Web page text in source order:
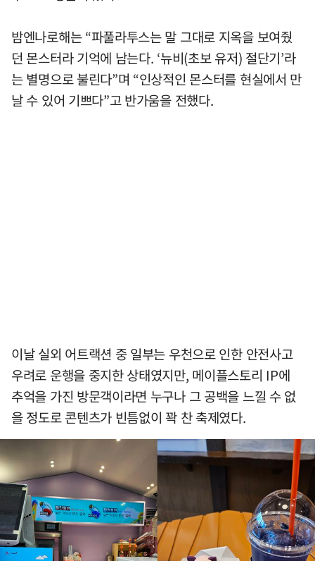
밤엔나로해는 “파풀라투스는 말 그대로 지옥을 보여줬
던 몬스터라 기억에 남는다. ‘뉴비(초보 유저) 절단기’라
는 별명으로 불린다”며 “인상적인 몬스터를 현실에서 만
날 수 있어 기쁘다”고 반가움을 전했다.
이날 실외 어트랙션 중 일부는 우천으로 인한 안전사고
우려로 운행을 중지한 상태였지만, 메이플스토리 IP에
추억을 가진 방문객이라면 누구나 그 공백을 느낄 수 없
을 정도로 콘텐츠가 빈틈없이 꽉 찬 축제였다.